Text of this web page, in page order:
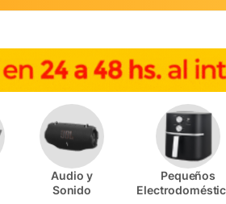
Audio y
Sonido
Pequeños